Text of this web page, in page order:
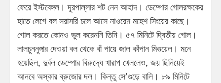
ফেরে ইস্টবেঙ্গল। দূরপাল্লার শট নেন আহাদ। ডেম্পোর গোলরক্ষকের
হাতে লেগে বল সরাসরি চলে আসে নাওরেম মহেশ সিংয়ের কাছে।
গোল করতে কোনও ভুল করেননি তিনি। ৫৭ মিনিটে দ্বিতীয় গোল।
লালচুননুঙ্গার দেওয়া বল থেকে বাঁ পায়ে জাল কাঁপান মিগুয়েল। মনে
হয়েছিল, দুর্বল ডেম্পোর বিরুদ্ধে খারাপ খেললেও, জয় ছিনিয়েই
আনবে অস্কার ব্রুজোর দল। কিন্তু সে’গুড়ে বালি। ৮৯ মিনিটে